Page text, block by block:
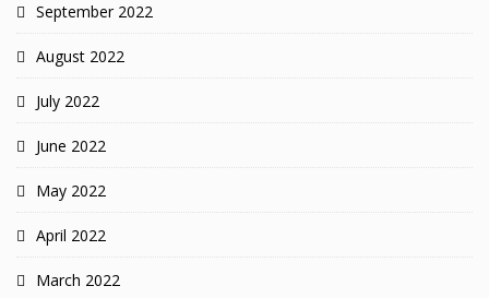
September 2022
August 2022
July 2022
June 2022
May 2022
April 2022
March 2022